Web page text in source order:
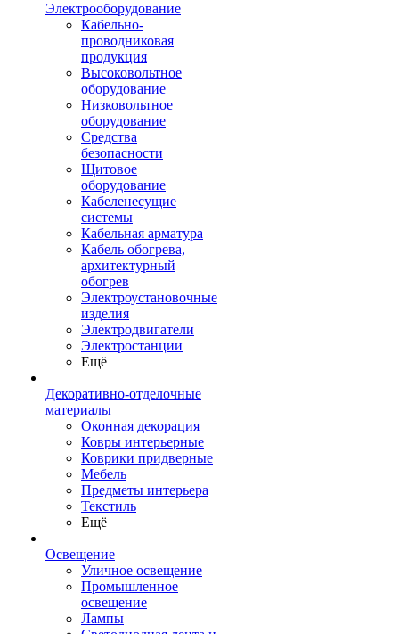
Электрооборудование
Кабельно-
проводниковая
продукция
Высоковольтное
оборудование
Низковольтное
оборудование
Средства
безопасности
Щитовое
оборудование
Кабеленесущие
системы
Кабельная арматура
Кабель обогрева,
архитектурный
обогрев
Электроустановочные
изделия
Электродвигатели
Электростанции
Ещё
Декоративно-отделочные
материалы
Оконная декорация
Ковры интерьерные
Коврики придверные
Мебель
Предметы интерьера
Текстиль
Ещё
Освещение
Уличное освещение
Промышленное
освещение
Лампы